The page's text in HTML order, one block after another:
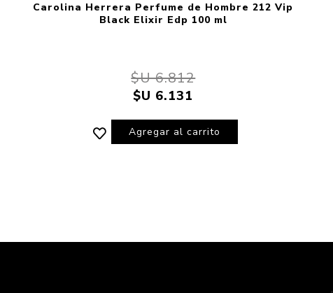
Carolina Herrera Perfume de Hombre 212 Vip
Black Elixir Edp 100 ml
$U 6.812
$U 6.131
Agregar al carrito